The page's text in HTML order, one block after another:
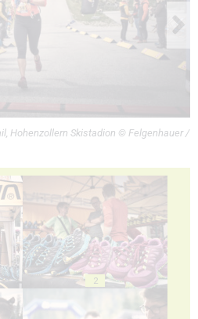
Hohenzollern Skistadion © Felgenhauer /
2